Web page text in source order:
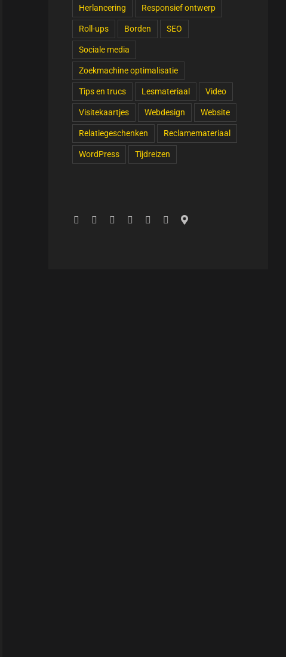
Herlancering Responsief ontwerp
Roll-ups Borden SEO
Sociale media
Zoekmachine optimalisatie
Tips en trucs Lesmateriaal Video
Visitekaartjes Webdesign Website
Relatiegeschenken Reclamemateriaal
WordPress Tijdreizen